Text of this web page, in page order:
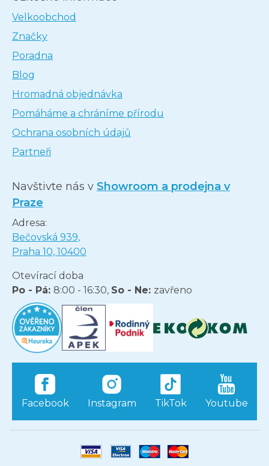
Velkoobchod
Značky
Poradna
Blog
Hromadná objednávka
Pomáháme a chráníme přírodu
Ochrana osobních údajů
Partneři
Navštivte nás v Showroom a prodejna v
Praze
Adresa:
Bečovská 939,
Praha 10, 10400
Otevírací doba
Po - Pá: 8:00 - 16:30, So - Ne: zavřeno
Facebook Instagram TikTok Youtube